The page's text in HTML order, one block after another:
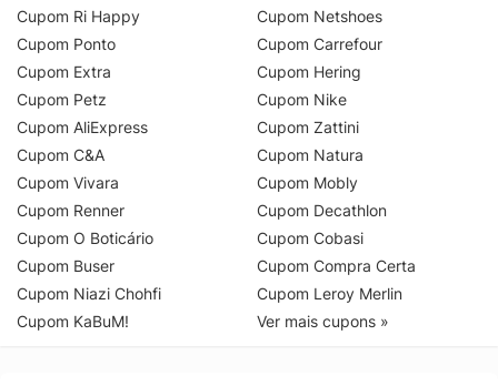
Cupom Ri Happy
Cupom Ponto
Cupom Extra
Cupom Petz
Cupom AliExpress
Cupom C&A
Cupom Vivara
Cupom Renner
Cupom O Boticário
Cupom Buser
Cupom Niazi Chohfi
Cupom KaBuM!
Cupom Netshoes
Cupom Carrefour
Cupom Hering
Cupom Nike
Cupom Zattini
Cupom Natura
Cupom Mobly
Cupom Decathlon
Cupom Cobasi
Cupom Compra Certa
Cupom Leroy Merlin
Ver mais cupons »